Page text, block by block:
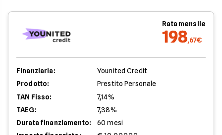
Rata mensile
198,67€
Finanziaria:
Younited Credit
Prodotto:
Prestito Personale
TAN Fisso:
7,14%
TAEG:
7,38%
Durata finanziamento:
60 mesi